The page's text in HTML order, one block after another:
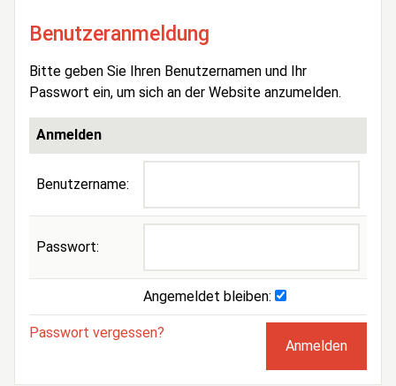
Benutzeranmeldung
Bitte geben Sie Ihren Benutzernamen und Ihr
Passwort ein, um sich an der Website anzumelden.
Anmelden
Benutzername:
Passwort:
Angemeldet bleiben:
Passwort vergessen?